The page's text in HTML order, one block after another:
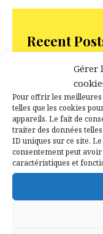
Gérer
Pour offrir les meilleures
telles que les cookies
appareils. Le fait de
traiter des données
ID uniques sur ce site.
consentement peut
caractéristiques et
Recent
15
Il
2